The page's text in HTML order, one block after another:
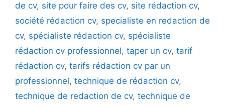
de cv, site pour faire des cv, site rédaction cv,
société rédaction cv, specialiste en redaction de
cv, spécialiste rédaction cv, spécialiste
rédaction cv professionnel, taper un cv, tarif
rédaction cv, tarifs rédaction cv par un
professionnel, technique de rédaction cv,
technique de redaction de cv, technique de